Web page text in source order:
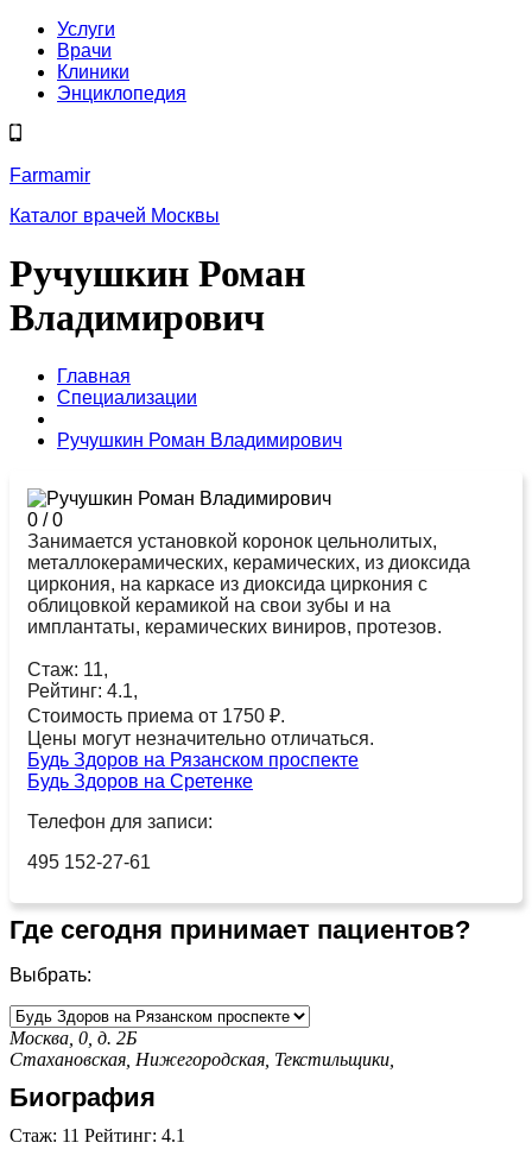
Услуги
Врачи
Клиники
Энциклопедия
Farmamir
Каталог врачей Москвы
Ручушкин Роман
Владимирович
Главная
Специализации
Ручушкин Роман Владимирович
0 /0
Занимается установкой коронок цельнолитых,
металлокерамических, керамических, из диоксида
циркония, на каркасе из диоксида циркония с
облицовкой керамикой на свои зубы и на
имплантаты, керамических виниров, протезов.
Стаж: 11,
Рейтинг: 4.1,
Стоимость приема от 1750 ₽.
Цены могут незначительно отличаться.
Будь Здоров на Рязанском проспекте
Будь Здоров на Сретенке
Телефон для записи:
495 152-27-61
Где сегодня принимает пациентов?
Выбрать:
Москва, 0, д. 2Б
Стахановская, Нижегородская, Текстильщики,
Биография
Стаж: 11 Рейтинг: 4.1